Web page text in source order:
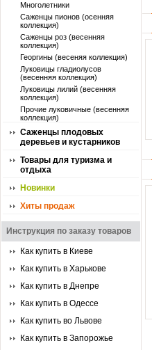
Многолетники
Саженцы пионов (осенняя
коллекция)
Саженцы роз (весенняя
коллекция)
Георгины (весеняя коллекция)
Луковицы гладиолусов
(весенняя коллекция)
Луковицы лилий (весенняя
коллекция)
Прочие луковичные (весенняя
коллекция)
Саженцы плодовых
деревьев и кустарников
Товары для туризма и
отдыха
Новинки
Хиты продаж
Инструкция по заказу товаров
Как купить в Киеве
Как купить в Харькове
Как купить в Днепре
Как купить в Одессе
Как купить во Львове
Как купить в Запорожье